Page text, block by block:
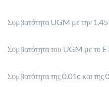
Συμβατότητα UGM με την 1.45
Συμβατότητα του UGM με το
Συμβατότητα της 0.01c και